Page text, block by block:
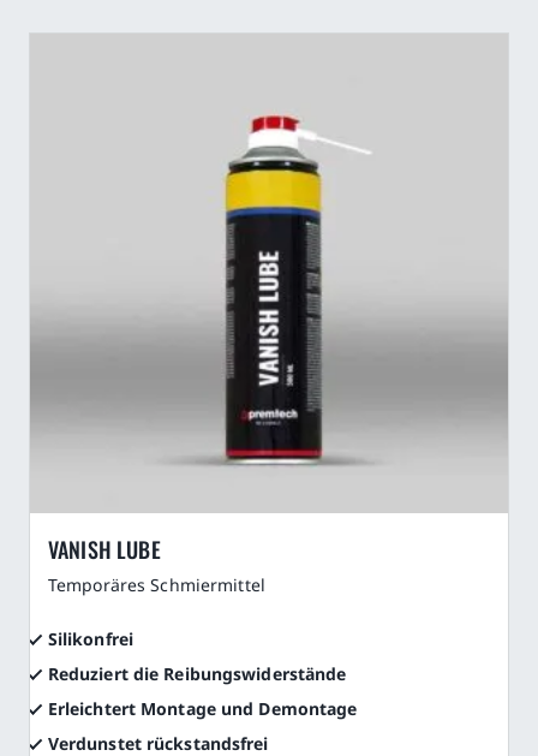
VANISH LUBE
Temporäres Schmiermittel
Silikonfrei
Reduziert die Reibungswiderstände
Erleichtert Montage und Demontage
Verdunstet rückstandsfrei